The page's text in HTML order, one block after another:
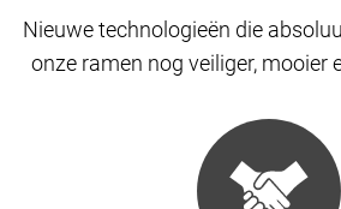
Nieuwe technologieën die
onze ramen nog veiliger, mooier